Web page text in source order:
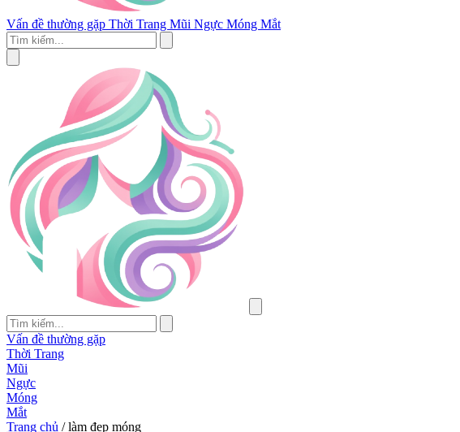
Vấn đề thường gặp Thời Trang Mũi Ngực Móng Mắt
Vấn đề thường gặp
Thời Trang
Mũi
Ngực
Móng
Mắt
Trang chủ / làm đẹp móng